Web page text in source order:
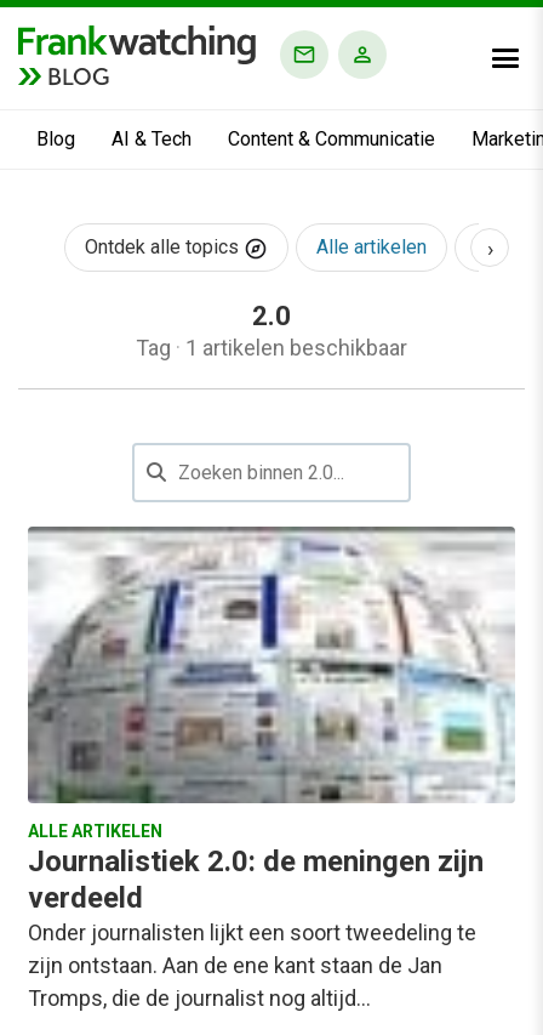
BLOG
Blog AI & Tech Content & Communicatie
Ontdek alle topics Alle artikelen AI &
›
2.0
Tag · 1 artikelen beschikbaar
ALLE ARTIKELEN
Journalistiek 2.0: de meningen zijn
verdeeld
Onder journalisten lijkt een soort tweedeling te
zijn ontstaan. Aan de ene kant staan de Jan
Tromps, die de journalist nog altijd…